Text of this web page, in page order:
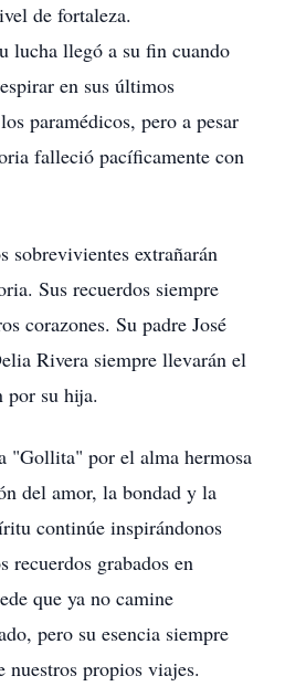
de fortaleza.
lucha llegó a su fin cuando
en sus últimos
paramédicos, pero a pesar
falleció pacíficamente con
sobrevivientes extrañarán
Sus recuerdos siempre
corazones. Su padre José
Rivera siempre llevarán el
por su hija.
"Gollita" por el alma hermosa
del amor, la bondad y la
continúe inspirándonos
recuerdos grabados en
que ya no camine
pero su esencia siempre
nuestros propios viajes.